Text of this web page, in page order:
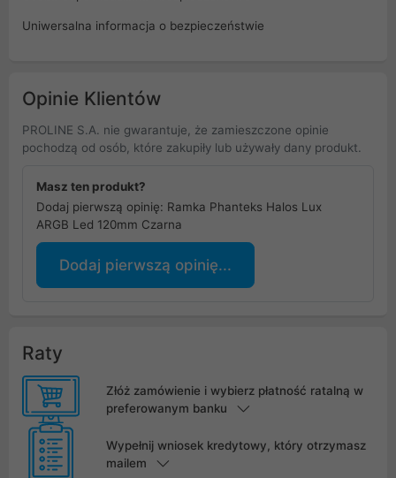
Uniwersalna informacja o bezpieczeństwie
Opinie Klientów
PROLINE S.A. nie gwarantuje, że zamieszczone opinie
pochodzą od osób, które zakupiły lub używały dany produkt.
Masz ten produkt?
Dodaj pierwszą opinię: Ramka Phanteks Halos Lux
ARGB Led 120mm Czarna
Dodaj pierwszą opinię...
Raty
Złóż zamówienie i wybierz płatność ratalną w
preferowanym banku
Wypełnij wniosek kredytowy, który otrzymasz
mailem